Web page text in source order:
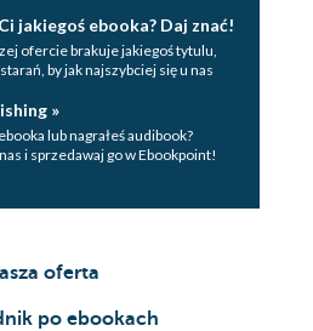
jakiegoś ebooka? Daj znać!
ofercie brakuje jakiegoś tytulu,
by jak najszybciej się u nas
»
lub nagrałeś audibook?
i sprzedawaj go w Ebookpoint!
oferta
po ebookach